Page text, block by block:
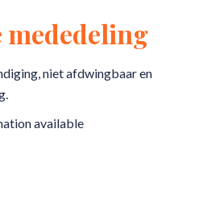
niet afdwingbaar en
available